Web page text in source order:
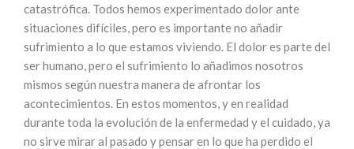
catastrófica. Todos hemos experimentado dolor ante
situaciones difíciles, pero es importante no añadir
sufrimiento a lo que estamos viviendo. El dolor es parte del
ser humano, pero el sufrimiento lo añadimos nosotros
mismos según nuestra manera de afrontar los
acontecimientos. En estos momentos, y en realidad
durante toda la evolución de la enfermedad y el cuidado, ya
no sirve mirar al pasado y pensar en lo que ha perdido el